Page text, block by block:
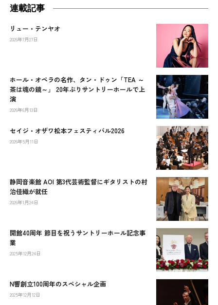
連載記事
リュー・テンヤオ
2026年7月27日
ホール・オペラの名作、タン・ドゥン「TEA ～
茶は魂の鏡～」 20年ぶりサントリーホールで上
演
2026年6月13日
セイジ・オザワ松本フェスティバル2026
2026年5月11日
静岡音楽館 AOI 第3代芸術監督にギタリストの村
治佳織が就任
2026年1月24日
開館40周年 節目を祝うサントリーホール記念事
業
2025年12月24日
N響創立100周年のスペシャル企画
2025年12月12日